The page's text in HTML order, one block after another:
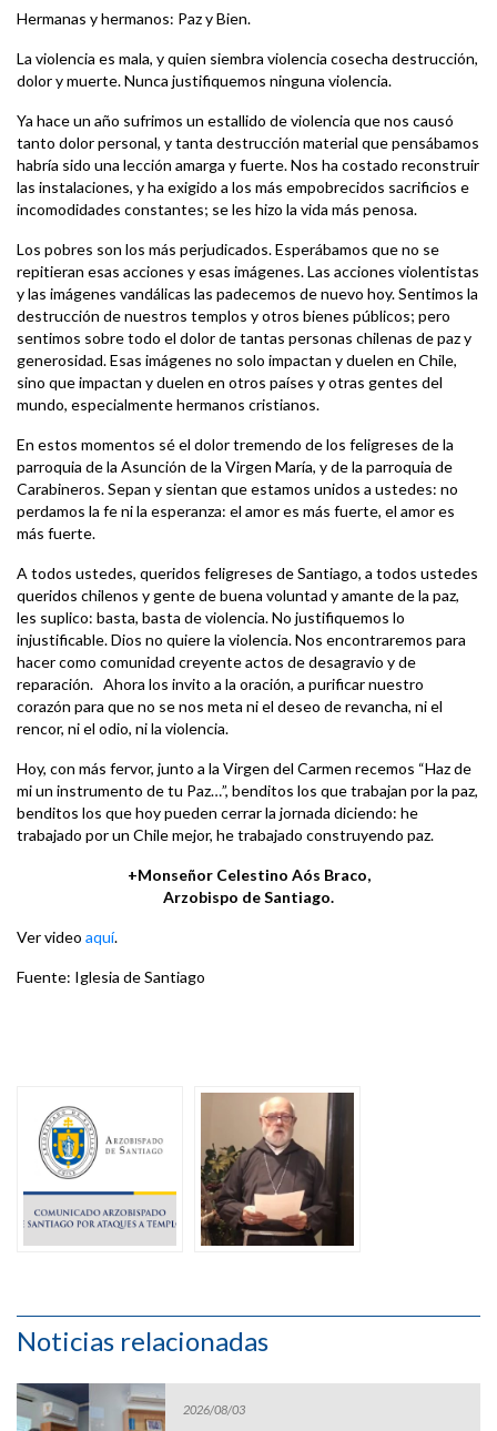
Hermanas y hermanos: Paz y Bien.
La violencia es mala, y quien siembra violencia cosecha destrucción,
dolor y muerte. Nunca justifiquemos ninguna violencia.
Ya hace un año sufrimos un estallido de violencia que nos causó
tanto dolor personal, y tanta destrucción material que pensábamos
habría sido una lección amarga y fuerte. Nos ha costado reconstruir
las instalaciones, y ha exigido a los más empobrecidos sacrificios e
incomodidades constantes; se les hizo la vida más penosa.
Los pobres son los más perjudicados. Esperábamos que no se
repitieran esas acciones y esas imágenes. Las acciones violentistas
y las imágenes vandálicas las padecemos de nuevo hoy. Sentimos la
destrucción de nuestros templos y otros bienes públicos; pero
sentimos sobre todo el dolor de tantas personas chilenas de paz y
generosidad. Esas imágenes no solo impactan y duelen en Chile,
sino que impactan y duelen en otros países y otras gentes del
mundo, especialmente hermanos cristianos.
En estos momentos sé el dolor tremendo de los feligreses de la
parroquia de la Asunción de la Virgen María, y de la parroquia de
Carabineros. Sepan y sientan que estamos unidos a ustedes: no
perdamos la fe ni la esperanza: el amor es más fuerte, el amor es
más fuerte.
A todos ustedes, queridos feligreses de Santiago, a todos ustedes
queridos chilenos y gente de buena voluntad y amante de la paz,
les suplico: basta, basta de violencia. No justifiquemos lo
injustificable. Dios no quiere la violencia. Nos encontraremos para
hacer como comunidad creyente actos de desagravio y de
reparación. Ahora los invito a la oración, a purificar nuestro
corazón para que no se nos meta ni el deseo de revancha, ni el
rencor, ni el odio, ni la violencia.
Hoy, con más fervor, junto a la Virgen del Carmen recemos “Haz de
mi un instrumento de tu Paz…”, benditos los que trabajan por la paz,
benditos los que hoy pueden cerrar la jornada diciendo: he
trabajado por un Chile mejor, he trabajado construyendo paz.
+Monseñor Celestino Aós Braco,
Arzobispo de Santiago.
Ver video aquí.
Fuente: Iglesia de Santiago
Noticias relacionadas
2026/08/03